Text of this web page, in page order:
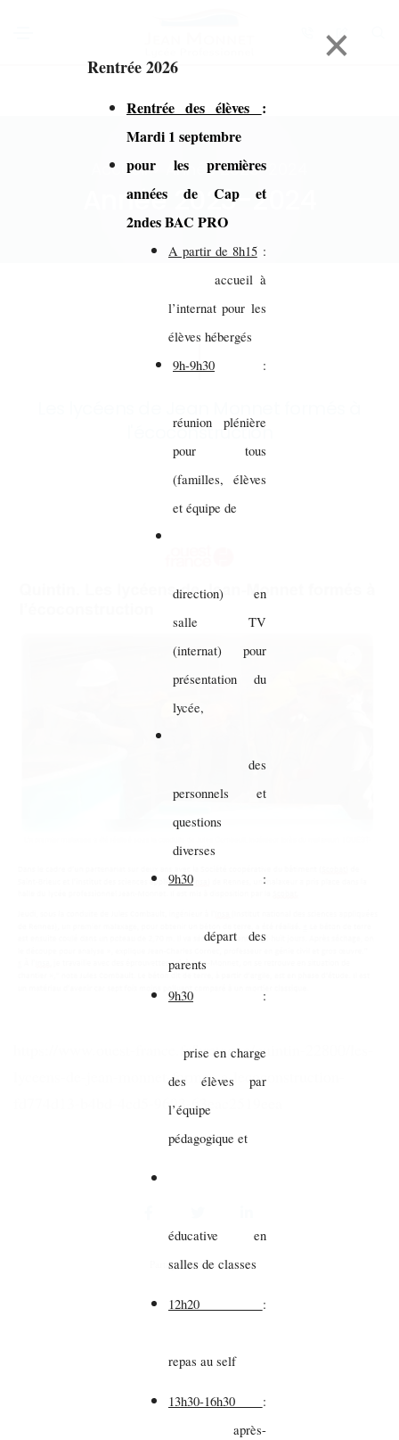
×
Rentrée 2026
Rentrée des élèves :
Mardi 1 septembre
pour les premières
années de Cap et
2ndes BAC PRO
A partir de 8h15:
accueil à
l’internat pour les
élèves hébergés
9h-9h30 :
réunion plénière
pour tous
(familles, élèves
et équipe de
direction) en
salle TV
(internat) pour
présentation du
lycée,
des
personnels et
questions
diverses
9h30 :
départ des
parents
9h30 :
prise en charge
des élèves par
l’équipe
pédagogique et
éducative en
salles de classes
12h20 :
repas au self
13h30-16h30 :
après-
Accueil > Année 2023-2024
Année 2023-2024
l'écoconstruction
https://www.ouest-france.fr/bretagne/quintin-22800/les-
lyceens-de-jean-monnet-formes-a-lecoconstruction-
fd774d13-b4bd-4cd5-9693-63eac2519eea
Partager sur vos réseaux